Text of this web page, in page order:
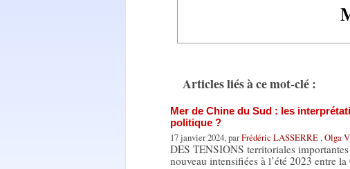
Articles liés à ce mot-clé :
Mer de Chine du Sud : les
politique ?
17 janvier 2024, parFrédéric LASSERRE,Olga
DES TENSIONS territoriales
nouveau intensifiées à l’été 2023 entre